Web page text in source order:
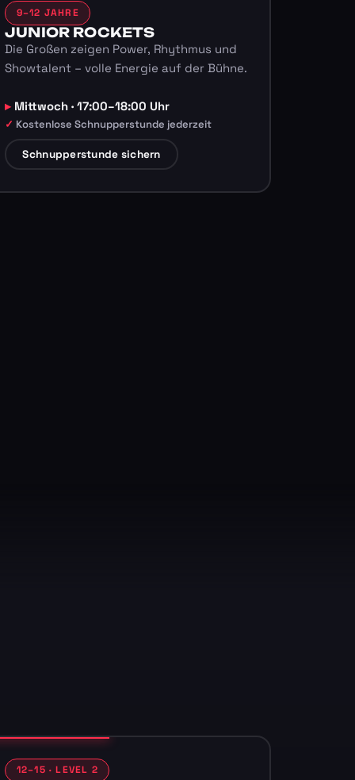
9–12 JAHRE
JUNIOR ROCKETS
Die Großen zeigen Power, Rhythmus und
Showtalent – volle Energie auf der Bühne.
Mittwoch · 17:00–18:00 Uhr
Kostenlose Schnupperstunde jederzeit
Schnupperstunde sichern
12–15 · LEVEL 2